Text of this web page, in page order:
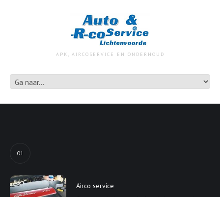
APK, AIRCOSERVICE EN ONDERHOUD
01
Airco service